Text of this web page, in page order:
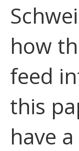
how
feed
this
have